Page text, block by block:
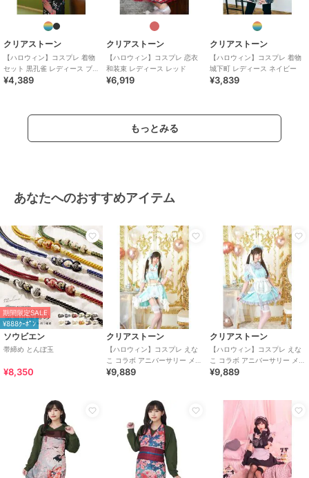
クリアストーン
【ハロウィン】コスプレ 着物
セット 黒孔雀 レディース ブラ
ック
¥4,389
クリアストーン
【ハロウィン】コスプレ 恋衣
和装束 レディース レッド
¥6,919
クリアストーン
【ハロウィン】コスプレ 着物
城下町 レディース ネイビー
¥3,839
もっとみる
あなたへのおすすめアイテム
期間限定SALE
¥888ｸｰﾎﾟﾝ
ソウビエン
帯締め とんぼ玉
¥8,350
クリアストーン
【ハロウィン】コスプレ えな
こ コラボ アニバーサリー メイ
ド セパレート レディース グリ
¥9,889
クリアストーン
【ハロウィン】コスプレ えな
こ コラボ アニバーサリー メイ
ド ワンピース レディース グリ
¥9,889